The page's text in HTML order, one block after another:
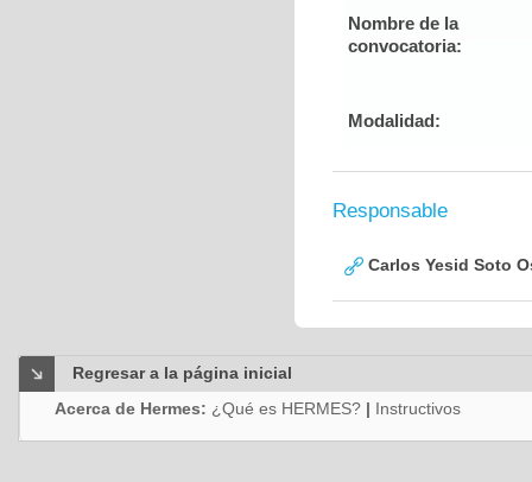
Nombre de la
convocatoria:
Modalidad:
Responsable
Carlos Yesid Soto
Regresar a la página inicial
Acerca de Hermes: ¿Qué es HERMES? | Instructivos